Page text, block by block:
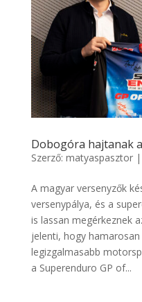
Dobogóra hajtanak
Szerző: matyaspasztor|
A magyar versenyzők
versenypálya, és a
is lassan megérkeznek
jelenti, hogy
legizgalmasabb
a Superenduro GP of...